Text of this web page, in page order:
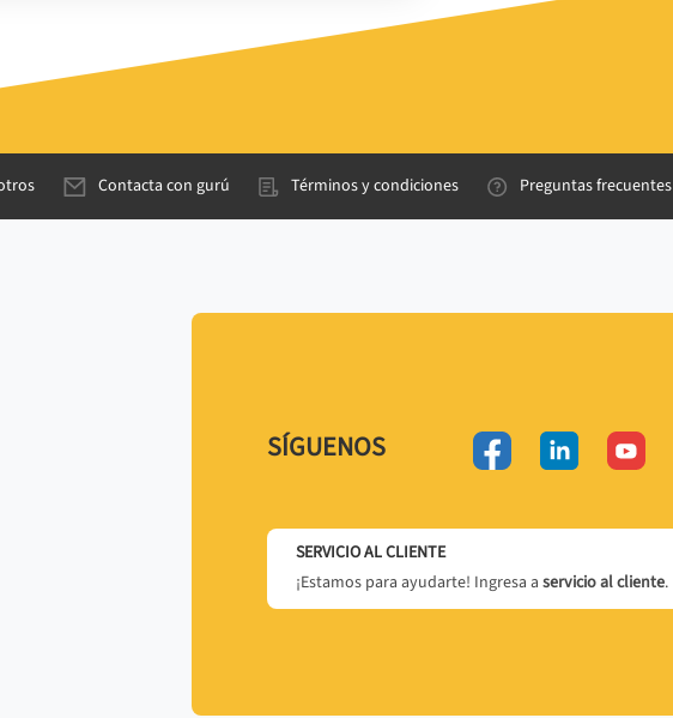
Contacta con gurú Términos y condiciones Preguntas frecuentes
SÍGUENOS
SERVICIO AL CLIENTE
¡Estamos para ayudarte! Ingresa a servicio al cliente.